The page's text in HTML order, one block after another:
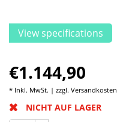
View specifications
€1.144,90
* Inkl. MwSt. | zzgl. Versandkosten
NICHT AUF LAGER